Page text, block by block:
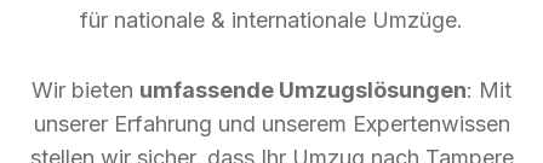
für nationale & internationale Umzüge.
Wir bieten umfassende Umzugslösungen: Mit
unserer Erfahrung und unserem Expertenwissen
stellen wir sicher, dass Ihr Umzug nach Tampere